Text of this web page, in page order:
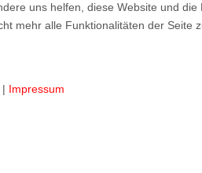
uns helfen, diese Website und
mehr alle Funktionalitäten der Seite
| Impressum